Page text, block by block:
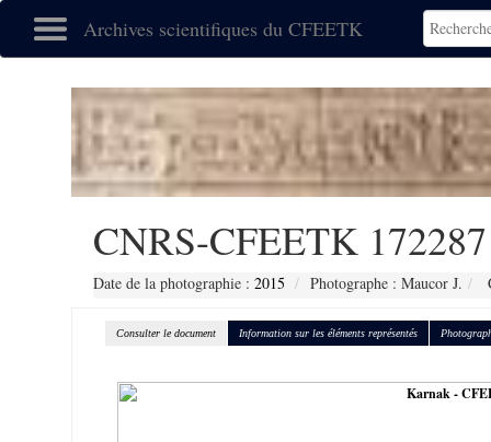
Archives scientifiques du CFEETK
CNRS-CFEETK 172287
Date de la photographie : 2015 Photographe : Maucor J.
Consulter le document Information sur les éléments représentés